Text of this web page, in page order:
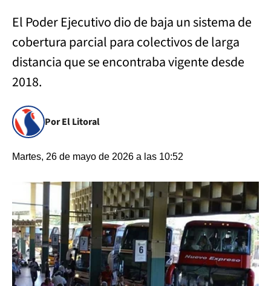
El Poder Ejecutivo dio de baja un sistema de
cobertura parcial para colectivos de larga
distancia que se encontraba vigente desde
2018.
Por El Litoral
Martes, 26 de mayo de 2026 a las 10:52